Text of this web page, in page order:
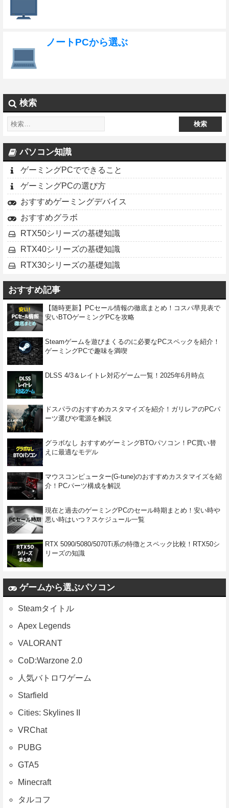
ノートPCから選ぶ
検索
パソコン知識
ゲーミングPCでできること
ゲーミングPCの選び方
おすすめゲーミングデバイス
おすすめグラボ
RTX50シリーズの基礎知識
RTX40シリーズの基礎知識
RTX30シリーズの基礎知識
おすすめ記事
【随時更新】PCセール情報の徹底まとめ！コスパ早見表で
安いBTOゲーミングPCを攻略
Steamゲームを遊びまくるのに必要なPCスペックを紹介！
ゲーミングPCで趣味を満喫
DLSS 4/3＆レイトレ対応ゲーム一覧！2025年6月時点
ドスパラのおすすめカスタマイズを紹介！ガリレアのPCパ
ーツ選びや電源を解説
グラボなし おすすめゲーミングBTOパソコン！PC買い替
えに最適なモデル
マウスコンピューター(G-tune)のおすすめカスタマイズを紹
介！PCパーツ構成を解説
現在と過去のゲーミングPCのセール時期まとめ！安い時や
悪い時はいつ？スケジュール一覧
RTX 5090/5080/5070Ti系の特徴とスペック比較！RTX50シ
リーズの知識
ゲームから選ぶパソコン
Steamタイトル
Apex Legends
VALORANT
CoD:Warzone 2.0
人気バトロワゲーム
Starfield
Cities: Skylines II
VRChat
PUBG
GTA5
Minecraft
タルコフ